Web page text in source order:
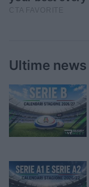
Ultime news